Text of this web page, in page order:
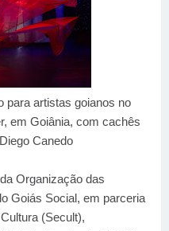
para artistas goianos no
em Goiânia, com cachês
Canedo
Organização das
Goiás Social, em parceria
(Secult),